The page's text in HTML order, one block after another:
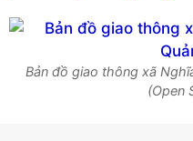
Bản đồ giao thông xã
(Open